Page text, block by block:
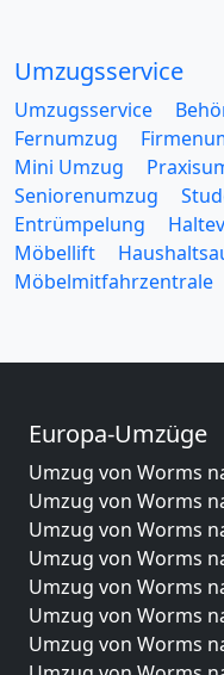
Umzugsservice
Umzugsservice
Fernumzug
Mini Umzug
Seniorenumzug
Entrümpelung
Möbellift
Möbelmitfahrzentrale
Europa-Umzüge
Umzug von Worms
Umzug von Worms
Umzug von Worms
Umzug von Worms
Umzug von Worms
Umzug von Worms
Umzug von Worms